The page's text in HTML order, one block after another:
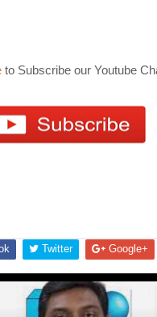
to Subscribe our Youtube
Twitter Google+